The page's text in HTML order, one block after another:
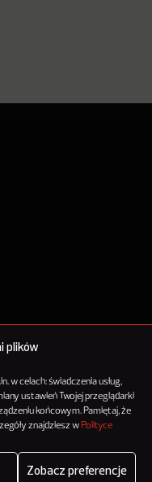
plików
w celach: świadczenia usług,
ustawień Twojej przeglądarki
końcowym. Pamiętaj, że
znajdziesz w Polityce
Zobacz preferencje
o.o.